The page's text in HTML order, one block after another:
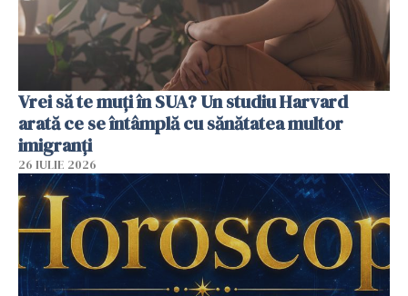
Vrei să te muți în SUA? Un studiu Harvard
arată ce se întâmplă cu sănătatea multor
imigranți
26 IULIE 2026